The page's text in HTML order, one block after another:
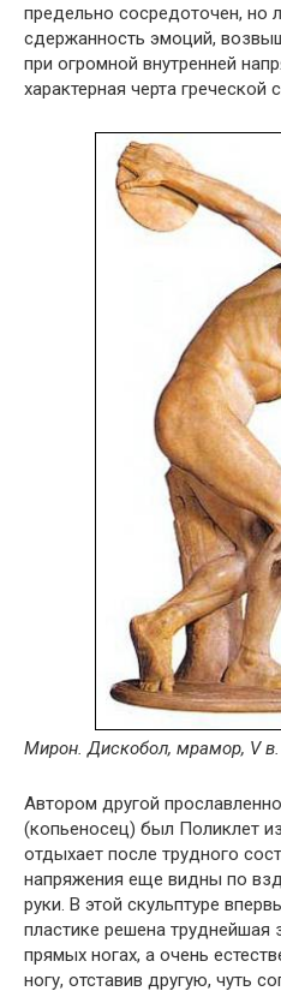
предельно сосредоточен, но
сдержанность эмоций,
при огромной внутренней
характерная черта греческой
Мирон. Дискобол, мрамор, V в.
Автором другой
(копьеносец) был Поликлет
отдыхает после трудного
напряжения еще видны по
руки. В этой скульптуре
пластике решена труднейшая
прямых ногах, а очень
ногу, отставив другую, чуть